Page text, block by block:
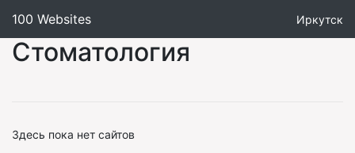
100 Websites Иркутск
Стоматология
Здесь пока нет сайтов